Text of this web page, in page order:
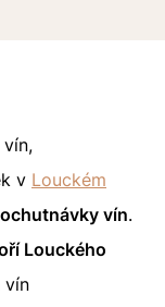
v Louckém
vín.
Louckého
vín